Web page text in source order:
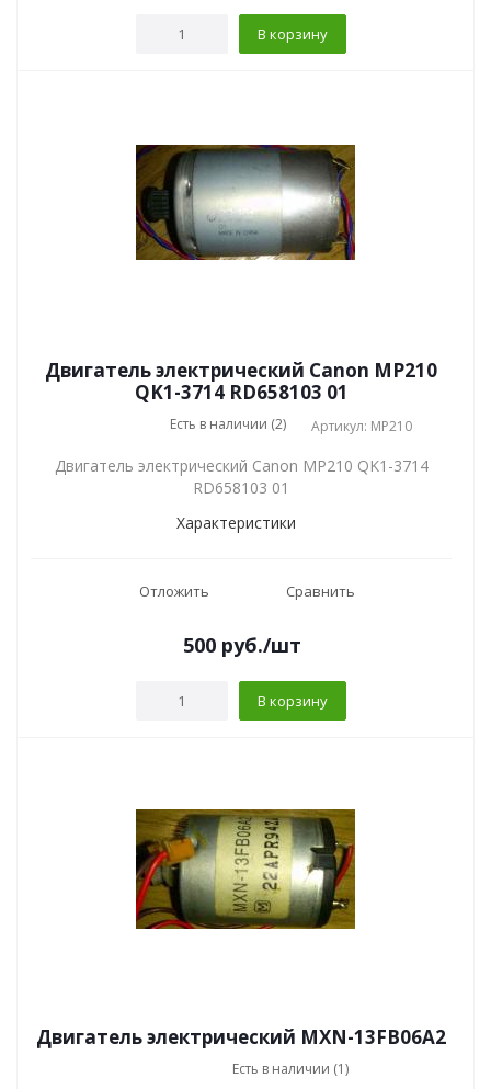
В корзину
Двигатель электрический Canon MP210
QK1-3714 RD658103 01
Есть в наличии (2) Артикул: MP210
Двигатель электрический Canon MP210 QK1-3714
RD658103 01
Характеристики
Отложить Сравнить
500руб./шт
В корзину
Двигатель электрический MXN-13FB06A2
Есть в наличии (1)